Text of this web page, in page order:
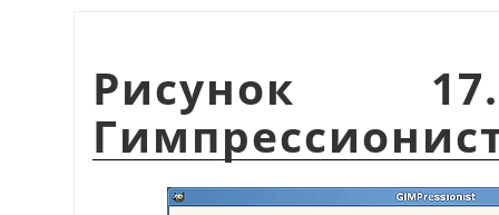
Рисунок